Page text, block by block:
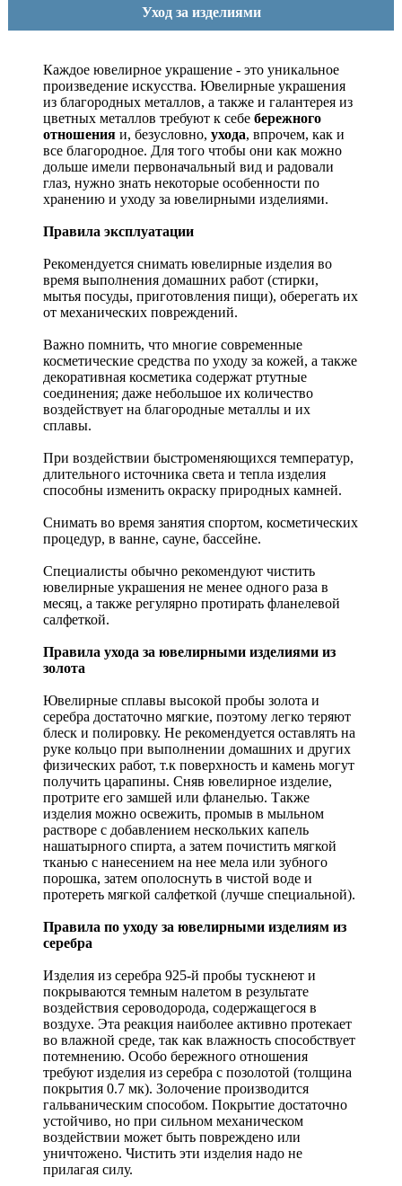
Уход за изделиями
Каждое ювелирное украшение - это уникальное
произведение искусства. Ювелирные украшения
из благородных металлов, а также и галантерея из
цветных металлов требуют к себе бережного
отношения и, безусловно, ухода, впрочем, как и
все благородное. Для того чтобы они как можно
дольше имели первоначальный вид и радовали
глаз, нужно знать некоторые особенности по
хранению и уходу за ювелирными изделиями.
Правила эксплуатации
Рекомендуется снимать ювелирные изделия во
время выполнения домашних работ (стирки,
мытья посуды, приготовления пищи), оберегать их
от механических повреждений.
Важно помнить, что многие современные
косметические средства по уходу за кожей, а также
декоративная косметика содержат ртутные
соединения; даже небольшое их количество
воздействует на благородные металлы и их
сплавы.
При воздействии быстроменяющихся температур,
длительного источника света и тепла изделия
способны изменить окраску природных камней.
Снимать во время занятия спортом, косметических
процедур, в ванне, сауне, бассейне.
Специалисты обычно рекомендуют чистить
ювелирные украшения не менее одного раза в
месяц, а также регулярно протирать фланелевой
салфеткой.
Правила ухода за ювелирными изделиями из
золота
Ювелирные сплавы высокой пробы золота и
серебра достаточно мягкие, поэтому легко теряют
блеск и полировку. Не рекомендуется оставлять на
руке кольцо при выполнении домашних и других
физических работ, т.к поверхность и камень могут
получить царапины. Сняв ювелирное изделие,
протрите его замшей или фланелью. Также
изделия можно освежить, промыв в мыльном
растворе с добавлением нескольких капель
нашатырного спирта, а затем почистить мягкой
тканью с нанесением на нее мела или зубного
порошка, затем ополоснуть в чистой воде и
протереть мягкой салфеткой (лучше специальной).
Правила по уходу за ювелирными изделиям из
серебра
Изделия из серебра 925-й пробы тускнеют и
покрываются темным налетом в результате
воздействия сероводорода, содержащегося в
воздухе. Эта реакция наиболее активно протекает
во влажной среде, так как влажность способствует
потемнению. Особо бережного отношения
требуют изделия из серебра с позолотой (толщина
покрытия 0.7 мк). Золочение производится
гальваническим способом. Покрытие достаточно
устойчиво, но при сильном механическом
воздействии может быть повреждено или
уничтожено. Чистить эти изделия надо не
прилагая силу.